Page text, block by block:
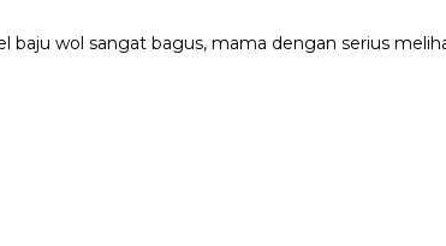
baju wol sangat bagus, mama dengan serius